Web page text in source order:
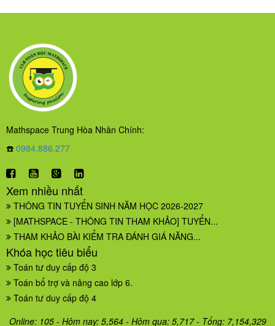
Mathspace Trung Hòa Nhân Chính:
☎️ 0984.886.277
Xem nhiều nhất
THÔNG TIN TUYỂN SINH NĂM HỌC 2026-2027
[MATHSPACE - THÔNG TIN THAM KHẢO] TUYỂN...
THAM KHẢO BÀI KIỂM TRA ĐÁNH GIÁ NĂNG...
Khóa học tiêu biểu
Toán tư duy cấp độ 3
Toán bổ trợ và nâng cao lớp 6.
Toán tư duy cấp độ 4
Online: 105 - Hôm nay: 5,564 - Hôm qua: 5,717 - Tổng: 7,154,329